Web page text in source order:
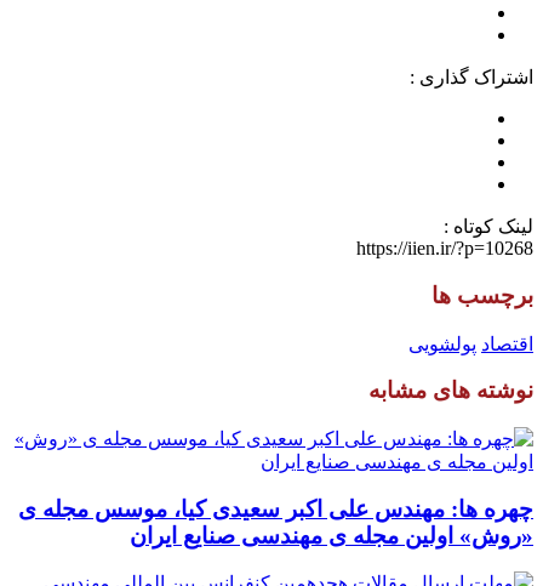
اشتراک گذاری :
لینک کوتاه :
https://iien.ir/?p=10268
برچسب ها
اقتصاد پولشویی
نوشته های مشابه
چهره ها: مهندس علی اکبر سعیدی کیا، موسس مجله ی
«روش» اولین مجله ی مهندسی صنایع ایران